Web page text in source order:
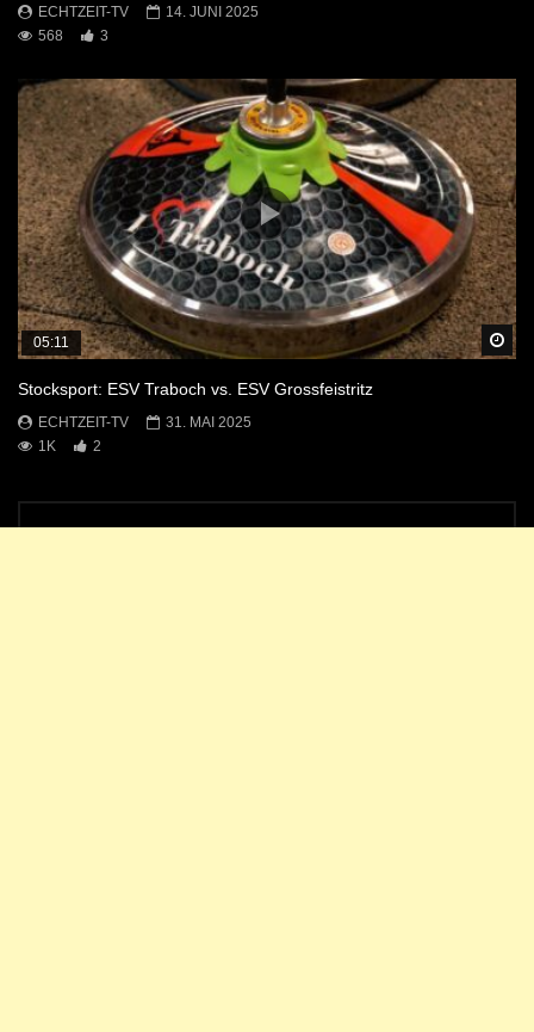
ECHTZEIT-TV
14. JUNI 2025
568
3
05:11
Stocksport: ESV Traboch vs. ESV Grossfeistritz
ECHTZEIT-TV
31. MAI 2025
1K
2